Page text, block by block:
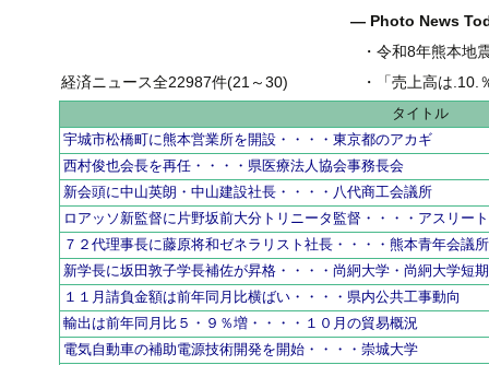
― Photo News
・令和8年熊本地
・
「売上高は.10.％増の
経済ニュース全22987件(21～30)
タイトル
宇城市松橋町に熊本営業所を開設・・・・東京都のアカギ
西村俊也会長を再任・・・・県医療法人協会事務長会
新会頭に中山英朗・中山建設社長・・・・八代商工会議所
ロアッソ新監督に片野坂前大分トリニータ監督・・・・アスリー
７２代理事長に藤原将和ゼネラリスト社長・・・・熊本青年会議所
新学長に坂田敦子学長補佐が昇格・・・・尚絅大学・尚絅大学短
１１月請負金額は前年同月比横ばい・・・・県内公共工事動向
輸出は前年同月比５・９％増・・・・１０月の貿易概況
電気自動車の補助電源技術開発を開始・・・・崇城大学